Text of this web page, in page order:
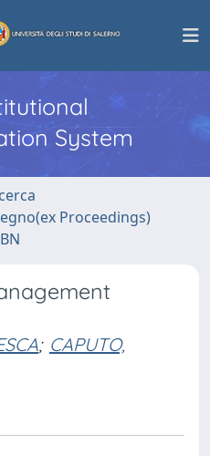
System
Proceedings)
; CAPUTO,